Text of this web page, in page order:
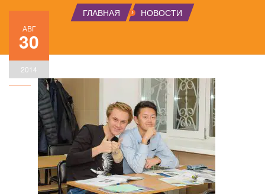
ГЛАВНАЯ НОВОСТИ
АВГ
30
2014